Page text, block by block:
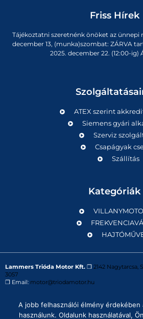
Friss Hírek
Tájékoztatni szeretnénk önöket az ünnepi
december 13, (munka)szombat: ZÁRVA
2025. december 22. (12:00-ig)
ATEX szerint
Siemens gyári
Szerviz
Csapágyak
Szállítás
Kategóriák
Lammers Trióda Motor Kft. ❒ 2142 Nagytarcsa,
3057
❒ Email: motor@triodamotor.hu
Powered byDigit-Now Kft.
A jobb felhasználói élmény
használunk. Oldalunk használatával,